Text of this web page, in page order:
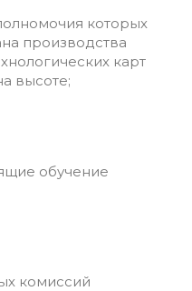
которых
производства
карт
высоте;
обучение
комиссий